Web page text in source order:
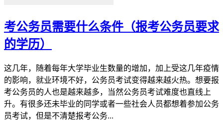
考公务员需要什么条件（报考公务员要求
的学历）
这几年，随着每年大学毕业生数量的增加，加上受这几年疫情
的影响，就业环境不好，公务员考试变得越来越火热。想要报
考公务员的人也是越来越多，当然公务员考试难度也直线上
升。有很多还未毕业的同学或者一些社会人员都想着参加公务
员考试，但是不清楚报考公务...